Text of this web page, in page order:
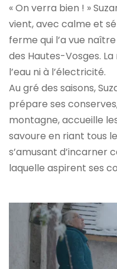
« On verra bien ! »
vient, avec calme et
ferme qui l’a vue
des Hautes-Vosges.
l’eau ni à l’électricité.
Au gré des saisons,
prépare ses
montagne, accueille
savoure en riant tous
s’amusant d’incarner
laquelle aspirent ses